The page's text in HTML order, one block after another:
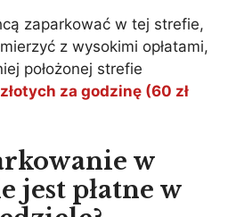
zaparkować w tej strefie,
z wysokimi opłatami,
położonej strefie
za godzinę (60 zł
w
jest płatne w